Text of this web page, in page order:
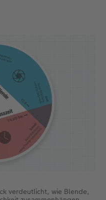
verdeutlicht, wie Blende,